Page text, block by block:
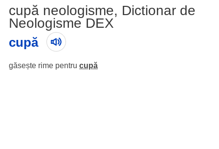
cupă neologisme, Dictionar de
Neologisme DEX
cupă
găsește rime pentru cupă